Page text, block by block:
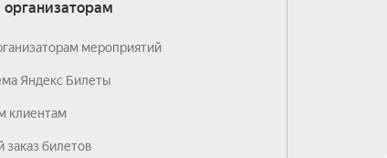
мероприятий
Яндекс Билеты
клиентам
билетов